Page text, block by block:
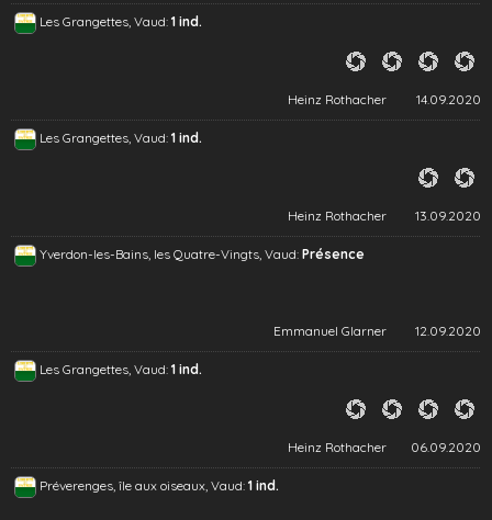
Les Grangettes, Vaud: 1 ind.
Heinz Rothacher 14.09.2020
Les Grangettes, Vaud: 1 ind.
Heinz Rothacher 13.09.2020
Yverdon-les-Bains, les Quatre-Vingts, Vaud: Présence
Emmanuel Glarner 12.09.2020
Les Grangettes, Vaud: 1 ind.
Heinz Rothacher 06.09.2020
Préverenges, île aux oiseaux, Vaud: 1 ind.